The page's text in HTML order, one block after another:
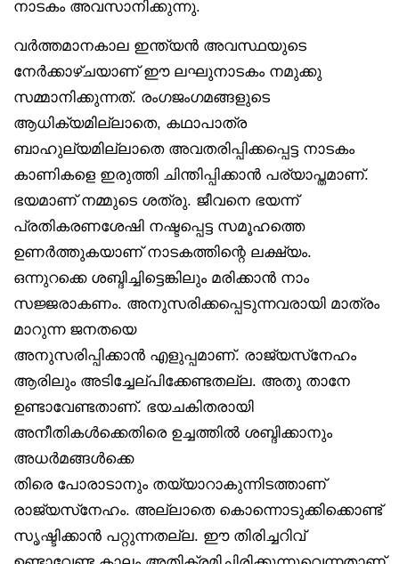
നാടകം അവസാനിക്കുന്നു.
വർത്തമാനകാല ഇന്ത്യൻ അവസ്ഥയുടെ
നേർക്കാഴ്ചയാണ് ഈ ലഘുനാടകം നമുക്കു
സമ്മാനിക്കുന്നത്. രംഗജംഗമങ്ങളുടെ
ആധിക്യമില്ലാതെ, കഥാപാത്ര
ബാഹുല്യമില്ലാതെ അവതരിപ്പിക്കപ്പെട്ട നാടകം
കാണികളെ ഇരുത്തി ചിന്തിപ്പിക്കാൻ പര്യാപ്തമാണ്.
ഭയമാണ് നമ്മുടെ ശത്രു. ജീവനെ ഭയന്ന്
പ്രതികരണശേഷി നഷ്ടപ്പെട്ട സമൂഹത്തെ
ഉണർത്തുകയാണ് നാടകത്തിന്റെ ലക്ഷ്യം.
ഒന്നുറക്കെ ശബ്ദിച്ചിട്ടെങ്കിലും മരിക്കാൻ നാം
സജ്ജരാകണം. അനുസരിക്കപ്പെടുന്നവരായി മാത്രം
മാറുന്ന ജനതയെ
അനുസരിപ്പിക്കാൻ എളുപ്പമാണ്. രാജ്യസ്‌നേഹം
ആരിലും അടിച്ചേല്പിക്കേണ്ടതല്ല. അതു താനേ
ഉണ്ടാവേണ്ടതാണ്. ഭയചകിതരായി
അനീതികൾക്കെതിരെ ഉച്ചത്തിൽ ശബ്ദിക്കാനും
അധർമങ്ങൾക്കെ
തിരെ പോരാടാനും തയ്യാറാകുന്നിടത്താണ്
രാജ്യസ്‌നേഹം. അല്ലാതെ കൊന്നൊടുക്കിക്കൊണ്ട്
സൃഷ്ടിക്കാൻ പറ്റുന്നതല്ല. ഈ തിരിച്ചറിവ്